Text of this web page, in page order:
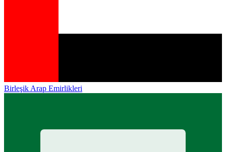
Birleşik Arap Emirlikleri